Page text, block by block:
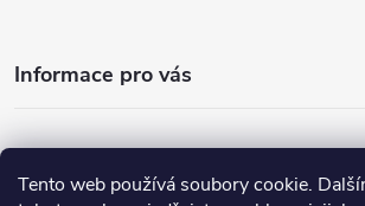
Tento web používá soubory cookie.
Informace pro vás
Nejhledanější